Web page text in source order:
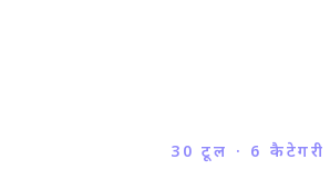
30 टूल · 6 कैटेगरी